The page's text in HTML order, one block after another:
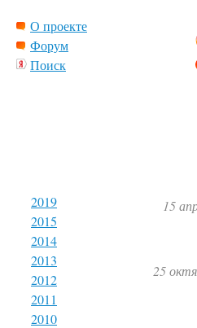
О проекте
Форум
Поиск
15
25
2019
2015
2014
2013
2012
2011
2010